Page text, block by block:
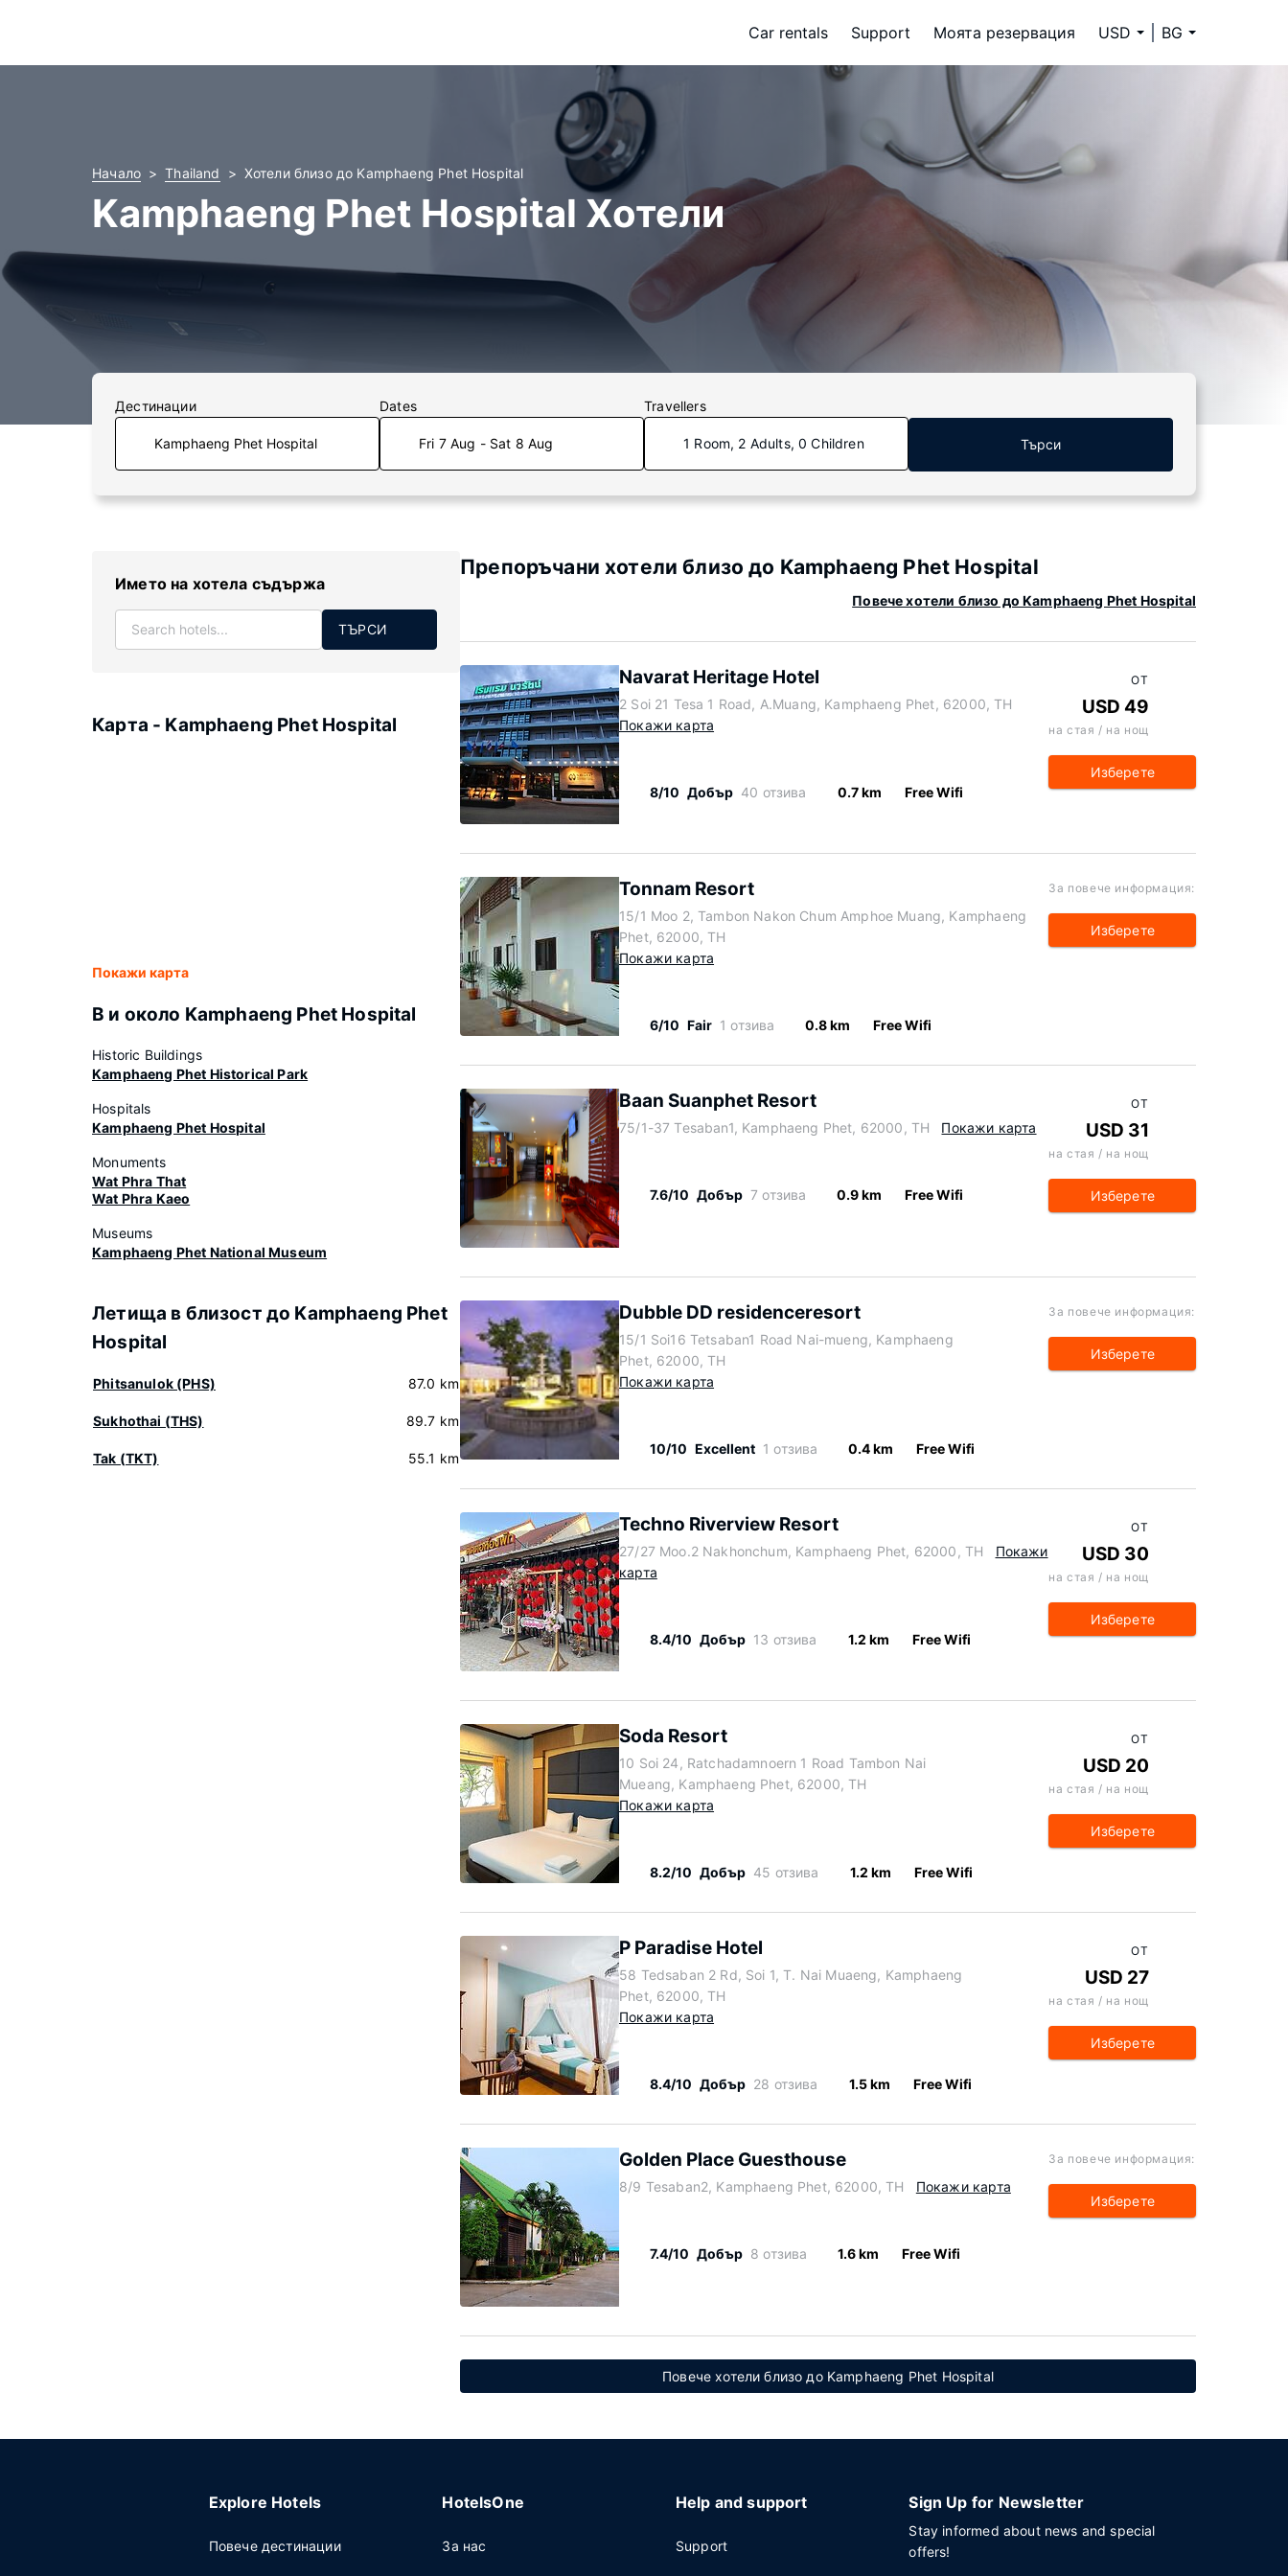
Car rentals Support Моята резервация USD BG
Начало Thailand Хотели близо до Kamphaeng Phet Hospital
Kamphaeng Phet Hospital Хотели
Дестинации Dates
Fri 7 Aug - Sat 8 Aug
Travellers
1 Room, 2 Adults, 0 Children Търси
Името на хотела съдържа
ТЪРСИ
Карта - Kamphaeng Phet Hospital
Покажи карта
В и около Kamphaeng Phet Hospital
Historic Buildings
Kamphaeng Phet Historical Park
Hospitals
Kamphaeng Phet Hospital
Monuments
Wat Phra That
Wat Phra Kaeo
Museums
Kamphaeng Phet National Museum
Летища в близост до Kamphaeng Phet
Hospital
Phitsanulok (PHS) 87.0 km
Sukhothai (THS) 89.7 km
Tak (TKT) 55.1 km
Препоръчани хотели близо до Kamphaeng Phet Hospital
Повече хотели близо до Kamphaeng Phet Hospital
Navarat Heritage Hotel
2 Soi 21 Tesa 1 Road, A.Muang, Kamphaeng Phet, 62000, TH
Покажи карта
8/10 Добър 40 отзива 0.7 km Free Wifi
ОТ
USD 49
на стая / на нощ
Изберете
Tonnam Resort
15/1 Moo 2, Tambon Nakon Chum Amphoe Muang, Kamphaeng
Phet, 62000, TH
Покажи карта
6/10 Fair 1 отзива 0.8 km Free Wifi
За повече информация:
Изберете
Baan Suanphet Resort
75/1-37 Tesaban1, Kamphaeng Phet, 62000, TH Покажи карта
7.6/10 Добър 7 отзива 0.9 km Free Wifi
ОТ
USD 31
на стая / на нощ
Изберете
Dubble DD residenceresort
15/1 Soi16 Tetsaban1 Road Nai-mueng, Kamphaeng
Phet, 62000, TH
Покажи карта
10/10 Excellent 1 отзива 0.4 km Free Wifi
За повече информация:
Изберете
Techno Riverview Resort
27/27 Moo.2 Nakhonchum, Kamphaeng Phet, 62000, TH
Покажи
карта
8.4/10 Добър 13 отзива 1.2 km Free Wifi
ОТ
USD 30
на стая / на нощ
Изберете
Soda Resort
10 Soi 24, Ratchadamnoern 1 Road Tambon Nai
Mueang, Kamphaeng Phet, 62000, TH
Покажи карта
8.2/10 Добър 45 отзива 1.2 km Free Wifi
ОТ
USD 20
на стая / на нощ
Изберете
P Paradise Hotel
58 Tedsaban 2 Rd, Soi 1, T. Nai Muaeng, Kamphaeng
Phet, 62000, TH
Покажи карта
8.4/10 Добър 28 отзива 1.5 km Free Wifi
ОТ
USD 27
на стая / на нощ
Изберете
Golden Place Guesthouse
8/9 Tesaban2, Kamphaeng Phet, 62000, TH Покажи карта
7.4/10 Добър 8 отзива 1.6 km Free Wifi
За повече информация:
Изберете
Повече хотели близо до Kamphaeng Phet Hospital
Explore Hotels
Повече дестинации
HotelsOne
За нас
Help and support
Support
Sign Up for Newsletter
Stay informed about news and special
offers!